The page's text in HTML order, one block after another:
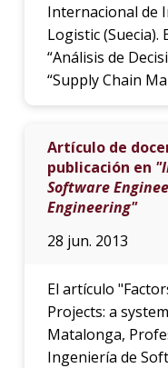
Internacional de
Logistic (Suecia).
“Análisis de
“Supply Chain
Artículo de
publicación en
Software
Engineering"
28 jun. 2013
El artículo
Projects: a
Matalonga,
Ingeniería de